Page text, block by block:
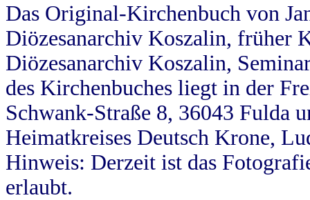
Das Original-Kirchenbuch von
Diözesanarchiv Koszalin, früher
Diözesanarchiv Koszalin,
des Kirchenbuches liegt in der
Schwank-Straße 8, 36043 Fulda
Heimatkreises Deutsch Krone,
Hinweis: Derzeit ist das
erlaubt.